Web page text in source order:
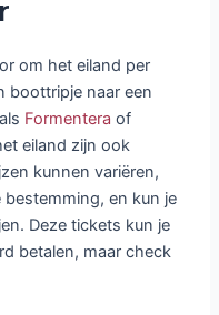
om het eiland per
boottripje naar een
Formentera of
eiland zijn ook
kunnen variëren,
en kun je
Deze tickets kun je
betalen, maar check